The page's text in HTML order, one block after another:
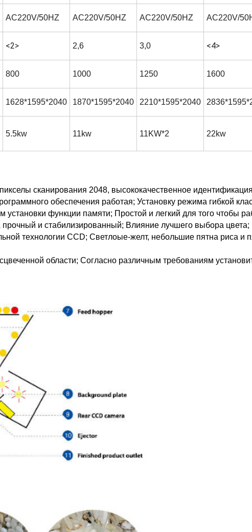
AC220V/50HZ AC220V/50HZ AC220V/50HZ AC220V/
<2> 2,6 3,0 <4>
800 1000 1250 1600
1628*1595*2040 1870*1595*2040 2210*1595*2040
5.5kw 11kw 11KW*2 22kw
сканирования 2048, высококачественное
обеспечения работая; Установку режима гибкой
функции памяти; Простой и легкий для того чтобы
и стабилизированный; Влияние лучшего выбора цвета;
технологии CCD; Светлоые-желт, небольшие пятна риса и
области; Согласно различным требованиям